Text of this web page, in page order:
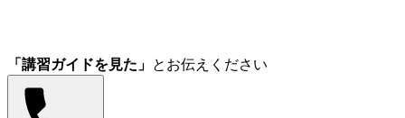
「講習ガイドを見た」 とお伝えください